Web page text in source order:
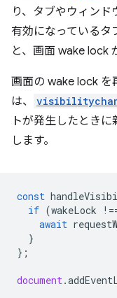
り、タブやウィン
有効になっているタ
と、画面 wake lock
画面の wake lock を
は、
トが発生したとき
します。
const
if (wakeLock
await
}
};
document.